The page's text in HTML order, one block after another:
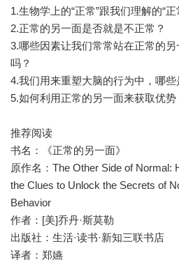
1.生物学上的“正常”跟我们理解的“正
2.正常的另一面是否就是不正常？
3.哪些因素让我们常常站在正常的
吗？
4.我们用来重塑大脑的行为中，哪
5.如何利用正常的另一面来获取优势
推荐阅读
书名：《正常的另一面》
原作名：The Other Side of Normal:
the Clues to Unlock the Secrets of
Behavior
作者：[美]乔丹·斯莫勒
出版社：生活·读书·新知三联书店
译者：郑嬿